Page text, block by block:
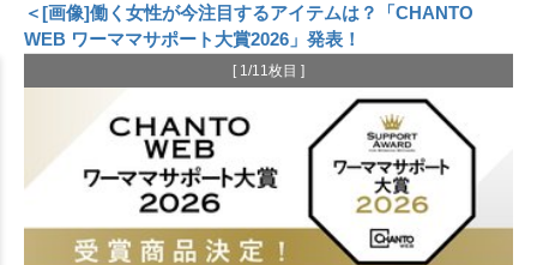
＜[画像]働く女性が今注目するアイテムは？「CHANTO
WEB ワーママサポート大賞2026」発表！
[ 1/11枚目 ]